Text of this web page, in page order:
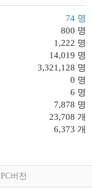
74 명
800 명
1,222 명
14,019 명
3,321,128 명
0 명
6 명
7,878 명
23,708 개
6,373 개
PC버전